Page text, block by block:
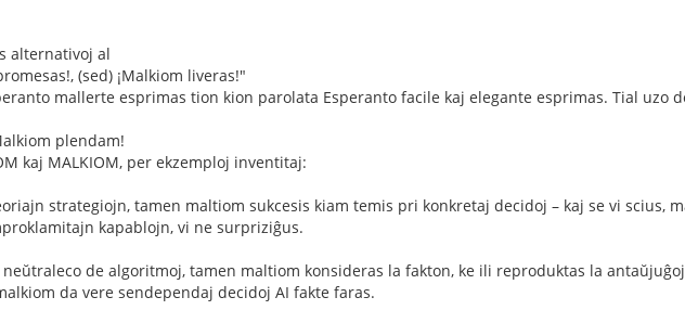
alternativoj al
(sed) ¡Malkiom liveras!"
mallerte esprimas tion kion parolata Esperanto facile kaj elegante esprimas. Tial uzo
plendam!
kaj MALKIOM, per ekzemploj inventitaj:
strategiojn, tamen maltiom sukcesis kiam temis pri konkretaj decidoj – kaj se vi scius,
kapablojn, vi ne surpriziĝus.
neŭtraleco de algoritmoj, tamen maltiom konsideras la fakton, ke ili reproduktas la
da vere sendependaj decidoj AI fakte faras.